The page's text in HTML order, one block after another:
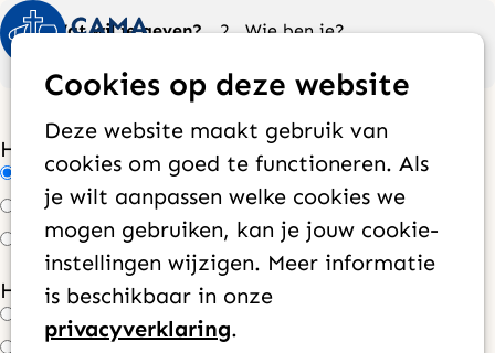
Cookies op deze website
Deze website maakt gebruik van
cookies om goed te functioneren. Als
je wilt aanpassen welke cookies we
mogen gebruiken, kan je jouw cookie-
instellingen wijzigen. Meer informatie
is beschikbaar in onze
privacyverklaring.
Huidig:
Wat wil je geven?
Wie ben je?
Hoe vaak wil je geven?
Maandelijks
Jaarlijks
Eenmalig
Hoeveel wil je per maand doneren?
€ 100,00